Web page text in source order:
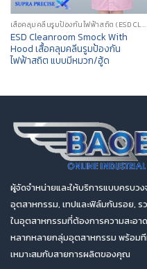
เสื้อคลุมคลีนรูมป้องกันไฟฟ้าสถิต (ESD CLEANROOM SMOCK)
ESD Cleanroom Smock With
Hood เสื้อคลุมคลีนรูมป้องกัน
ไฟฟ้าสถิต แบบมีหมวก/ฮู้ด
ผู้จัดจำหน่ายและให้บริการแบบครบ
อุตสาหกรรม, เทปและฟิล์มกันรอย,
ในอุตสาหกรรมที่ต้องการความสะอา
หลากหลายกลุ่มอุตสาหกรรม พร้อม
เหมาะสมกับสายการผลิตของคุณ